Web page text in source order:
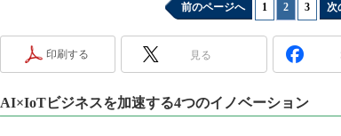
世界を「数字」で回してみよう
踊るバズワード ～Behind the
Buzzword
この10年で起こったこと、次の10
製品分解で探るアジアの新トレン
前のページへ 1 2 3 次
印刷する 見る
AI×IoTビジネスを加速する4つのイノベーション